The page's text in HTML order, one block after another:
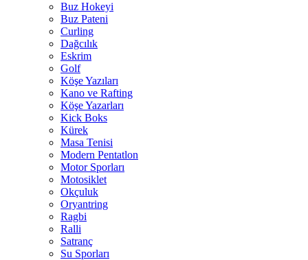
Buz Hokeyi
Buz Pateni
Curling
Dağcılık
Eskrim
Golf
Köşe Yazıları
Kano ve Rafting
Köşe Yazarları
Kick Boks
Kürek
Masa Tenisi
Modern Pentatlon
Motor Sporları
Motosiklet
Okçuluk
Oryantring
Ragbi
Ralli
Satranç
Su Sporları